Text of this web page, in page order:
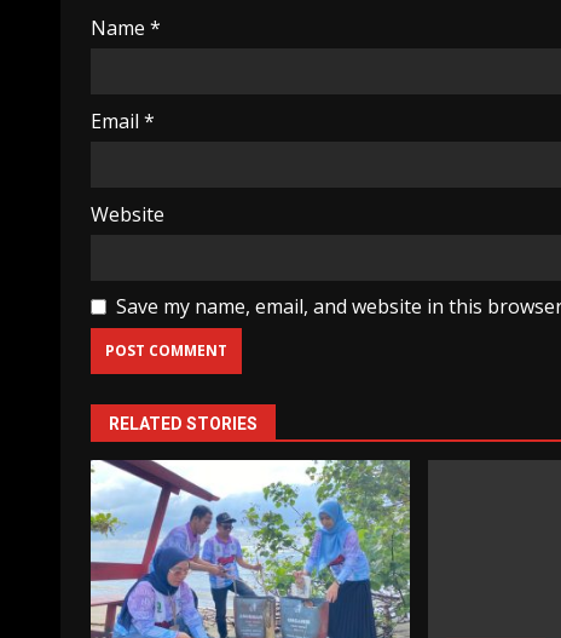
Name *
Email *
Website
Save my name, email, and website in this
RELATED STORIES